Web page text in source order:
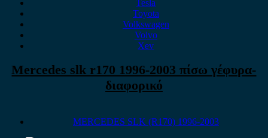
Tesla
Toyota
Volkswagen
Volvo
Xev
Mercedes slk r170 1996-2003 πίσω γέφυρα-
διαφορικό
MERCEDES SLK (R170) 1996-2003